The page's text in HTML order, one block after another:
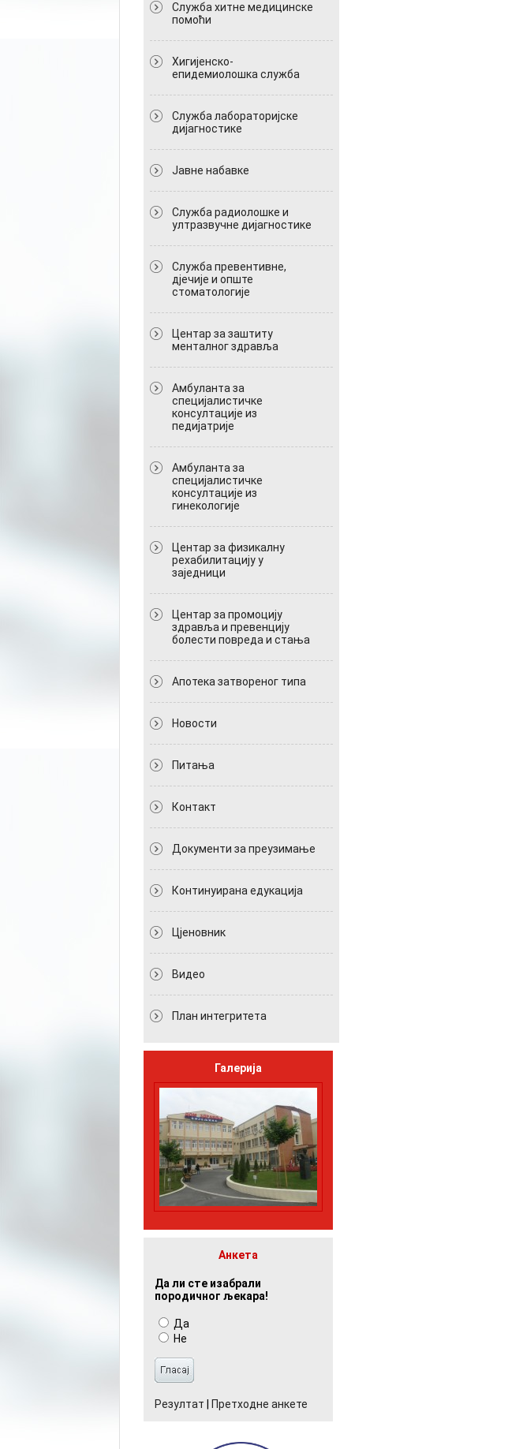
Служба хитне медицинске
помоћи
Хигијенско-
епидемиолошка служба
Служба лабораторијске
дијагностике
Јавне набавке
Служба радиолошке и
ултразвучне дијагностике
Служба превентивне,
дјечије и опште
стоматологије
Центар за заштиту
менталног здравља
Амбуланта за
специјалистичке
консултације из
педијатрије
Амбуланта за
специјалистичке
консултације из
гинекологије
Центар за физикалну
рехабилитацију у
заједници
Центар за промоцију
здравља и превенцију
болести повреда и стања
Апотека затвореног типа
Новости
Питања
Контакт
Документи за преузимање
Континуирана едукација
Цјеновник
Видео
План интегритета
Галерија
Анкета
Да ли сте изабрали
породичног љекара!
Да
Не
Резултат Претходне анкете